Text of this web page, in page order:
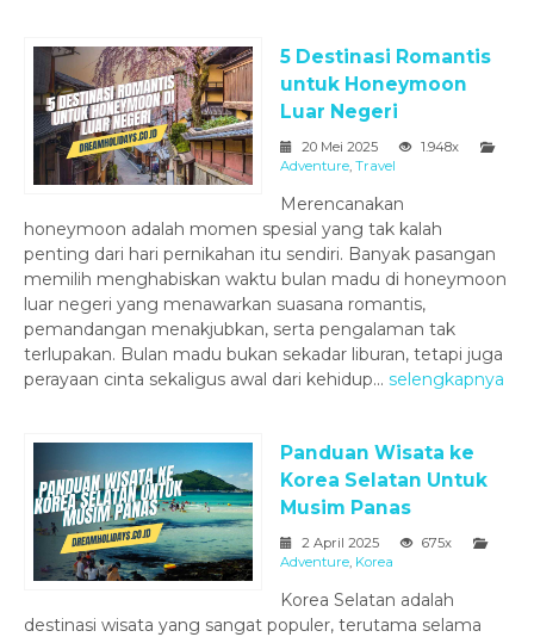
5 Destinasi Romantis
untuk Honeymoon
Luar Negeri
20 Mei 2025
1.948x
Adventure, Travel
Merencanakan
honeymoon adalah momen spesial yang tak kalah
penting dari hari pernikahan itu sendiri. Banyak pasangan
memilih menghabiskan waktu bulan madu di honeymoon
luar negeri yang menawarkan suasana romantis,
pemandangan menakjubkan, serta pengalaman tak
terlupakan. Bulan madu bukan sekadar liburan, tetapi juga
perayaan cinta sekaligus awal dari kehidup... selengkapnya
Panduan Wisata ke
Korea Selatan Untuk
Musim Panas
2 April 2025
675x
Adventure, Korea
Korea Selatan adalah
destinasi wisata yang sangat populer, terutama selama